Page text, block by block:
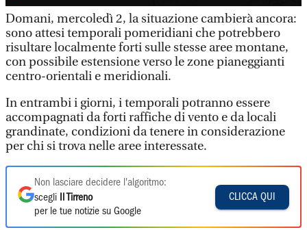
Domani, mercoledì 2, la situazione cambierà ancora:
sono attesi temporali pomeridiani che potrebbero
risultare localmente forti sulle stesse aree montane,
con possibile estensione verso le zone pianeggianti
centro-orientali e meridionali.
In entrambi i giorni, i temporali potranno essere
accompagnati da forti raffiche di vento e da locali
grandinate, condizioni da tenere in considerazione
per chi si trova nelle aree interessate.
Non lasciare decidere l'algoritmo:
scegli
Il Tirreno
per le tue notizie su Google
CLICCA QUI